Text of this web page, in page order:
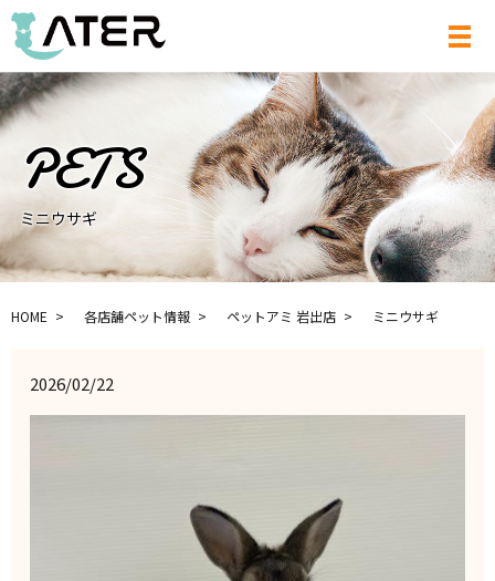
メ
ミニウサギ
HOME 各店舗ペット情報 ペットアミ 岩出店 ミニウサギ
2026/02/22